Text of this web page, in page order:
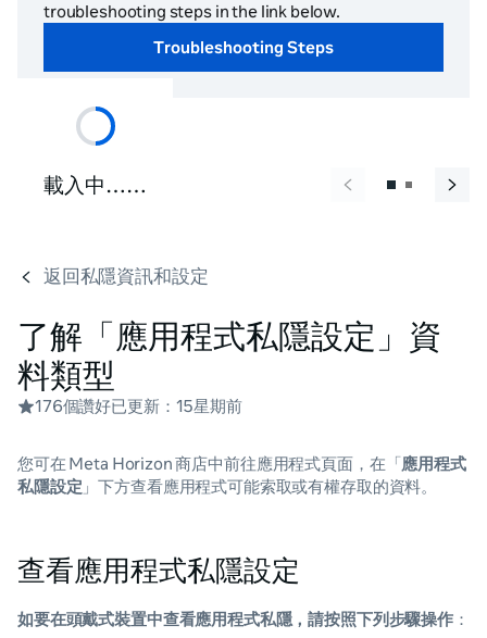
troubleshooting steps in the link below.
Troubleshooting Steps
返回私隱資訊和設定
了解「應用程式私隱設定」資
料類型
176個讚好已更新： 15星期前
您可在 Meta Horizon 商店中前往應用程式頁面，在「應用程式
私隱設定 」下方查看應用程式可能索取或有權存取的資料。
查看應用程式私隱設定
如要在頭戴式裝置中查看應用程式私隱，請按照下列步驟操作：
載入中……